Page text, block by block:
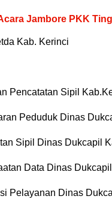
Jambore PKK
Kab. Kerinci
Pencatatan Sipil
Peduduk Dinas
Sipil Dinas Dukcapil
Data Dinas
Pelayanan Dinas